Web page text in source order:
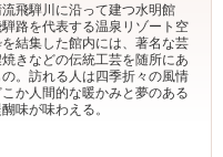
飛騨川に沿って建つ水明館
路を代表する温泉リゾート空
結集した館内には、著名な芸
きなどの伝統工芸を随所にあ
。訪れる人は四季折々の風情
か人間的な暖かみと夢のある
味が味わえる。